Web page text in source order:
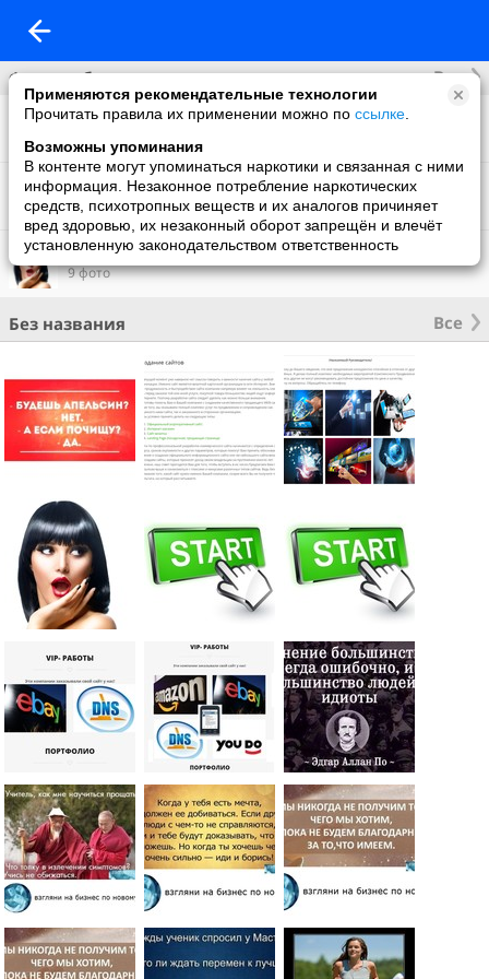
Применяются рекомендательные технологии
Прочитать правила их применении можно по ссылке
Возможны упоминания
В контенте могут упоминаться наркотики и связанная с ними
информация. Незаконное потребление наркотических
средств, психотропных веществ и их аналогов причиняет
вред здоровью, их незаконный оборот запрещён и влечёт
установленную законодательством ответственность
Фотоальбомы Все
Фото со мной
Фон на обложку
14 фото
Что нового
9 фото
Без названия Все